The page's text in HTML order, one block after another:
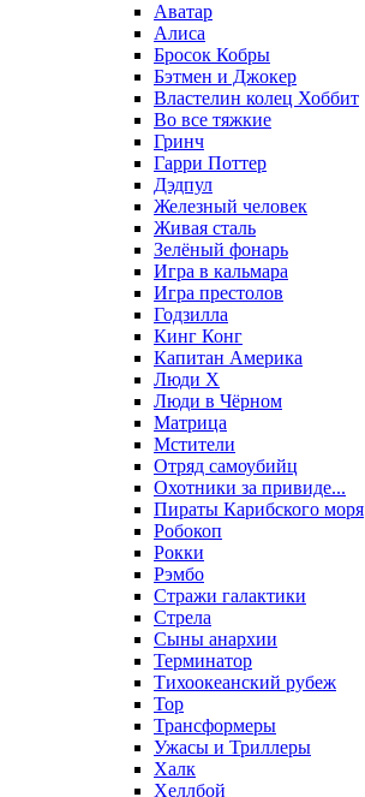
Аватар
Алиса
Бросок Кобры
Бэтмен и Джокер
Властелин колец Хоббит
Во все тяжкие
Гринч
Гарри Поттер
Дэдпул
Железный человек
Живая сталь
Зелёный фонарь
Игра в кальмара
Игра престолов
Годзилла
Кинг Конг
Капитан Америка
Люди X
Люди в Чёрном
Матрица
Мстители
Отряд самоубийц
Охотники за привиде...
Пираты Карибского моря
Робокоп
Рокки
Рэмбо
Стражи галактики
Стрела
Сыны анархии
Терминатор
Тихоокеанский рубеж
Тор
Трансформеры
Ужасы и Триллеры
Халк
Хеллбой